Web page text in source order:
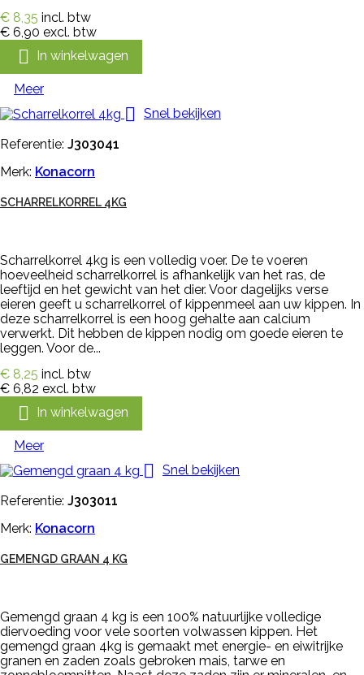
€ 8,35 incl. btw
€ 6,90 excl. btw
 In winkelwagen
Meer
 Snel bekijken
Referentie: J303041
Merk: Konacorn
SCHARRELKORREL 4KG
Scharrelkorrel 4kg is een volledig voer. De te voeren
hoeveelheid scharrelkorrel is afhankelijk van het ras, de
leeftijd en het gewicht van het dier. Voor dagelijks verse
eieren geeft u scharrelkorrel of kippenmeel aan uw kippen. In
deze scharrelkorrel is een hoog gehalte aan calcium
verwerkt. Dit hebben de kippen nodig om goede eieren te
leggen. Voor de...
€ 8,25 incl. btw
€ 6,82 excl. btw
 In winkelwagen
Meer
 Snel bekijken
Referentie: J303011
Merk: Konacorn
GEMENGD GRAAN 4 KG
Gemengd graan 4 kg is een 100% natuurlijke volledige
diervoeding voor vele soorten volwassen kippen. Het
gemengd graan 4kg is gemaakt met energie- en eiwitrijke
granen en zaden zoals gebroken mais, tarwe en